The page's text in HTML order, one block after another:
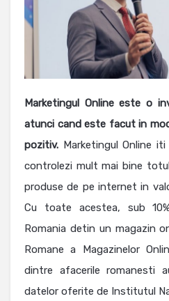
Marketingul Online este o
atunci cand este facut in
pozitiv. Marketingul Online
controlezi mult mai bine
produse de pe internet in
Cu toate acestea, sub
Romania detin un magazin
Romane a Magazinelor
dintre afacerile romanesti
datelor oferite de Institutul